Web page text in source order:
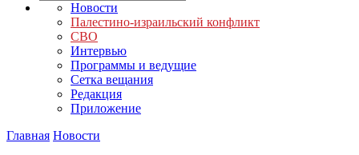
Новости
Палестино-израильский конфликт
СВО
Интервью
Программы и ведущие
Сетка вещания
Редакция
Приложение
Главная Новости